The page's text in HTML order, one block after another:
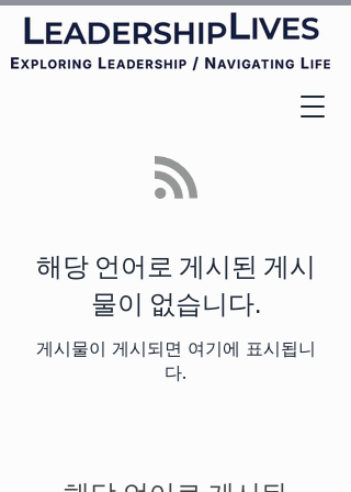
해당 언어로 게시된 게시
물이 없습니다.
게시물이 게시되면 여기에 표시됩니
다.